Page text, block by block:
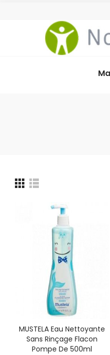
MUSTELA Eau Nettoyante
Sans Rinçage Flacon
Pompe De 500ml